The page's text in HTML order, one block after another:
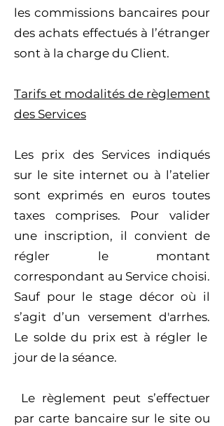
les commissions bancaires pour
des achats effectués à l’étranger
sont à la charge du Client.
Tarifs et modalités de règlement
des Services
Les prix des Services indiqués
sur le site internet ou à l’atelier
sont exprimés en euros toutes
taxes comprises. Pour valider
une inscription, il convient de
régler le montant
correspondant au Service choisi.
Sauf pour le stage décor où il
s’agit d’un versement d'arrhes.
Le solde du prix est à régler le
jour de la séance.
Le règlement peut s’effectuer
par carte bancaire sur le site ou